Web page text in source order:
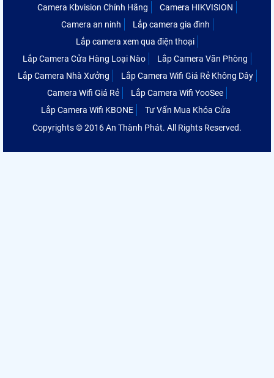
Camera Kbvision Chính Hãng
Camera HIKVISION
Camera an ninh
Lắp camera gia đình
Lắp camera xem qua điện thoại
Lắp Camera Cửa Hàng Loại Nào
Lắp Camera Văn Phòng
Lắp Camera Nhà Xưởng
Lắp Camera Wifi Giá Rẻ Không Dây
Camera Wifi Giá Rẻ
Lắp Camera Wifi YooSee
Lắp Camera Wifi KBONE
Tư Vấn Mua Khóa Cửa
Copyrights © 2016 An Thành Phát. All Rights Reserved.